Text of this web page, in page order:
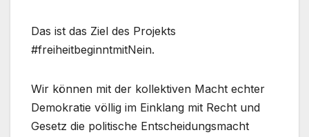
Das ist das Ziel des Projekts
#freiheitbeginntmitNein.
Wir können mit der kollektiven Macht echter
Demokratie völlig im Einklang mit Recht und
Gesetz die politische Entscheidungsmacht